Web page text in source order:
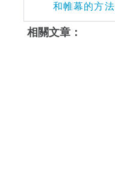
和帷幕的方法
相關文章：